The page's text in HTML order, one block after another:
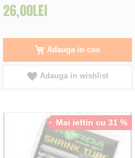
26,00LEI
Adauga in cos
Adauga in wishlist
Mai ieftin cu 31 %